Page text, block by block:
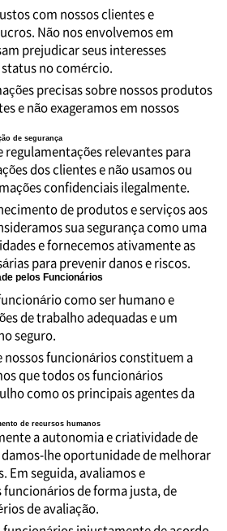
com nossos clientes e
Não nos envolvemos em
prejudicar seus interesses
no comércio.
precisas sobre nossos produtos
e não exageramos em nossos
de segurança
regulamentações relevantes para
dos clientes e não usamos ou
confidenciais ilegalmente.
de produtos e serviços aos
sua segurança como uma
e fornecemos ativamente as
para prevenir danos e riscos.
pelos Funcionários
como ser humano e
de trabalho adequadas e um
seguro.
nossos funcionários constituem a
que todos os funcionários
como os principais agentes da
de recursos humanos
a autonomia e criatividade de
lhe oportunidade de melhorar
Em seguida, avaliamos e
funcionários de forma justa, de
de avaliação.